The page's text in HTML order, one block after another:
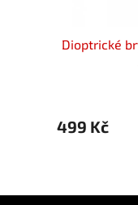
Dioptrické
499 Kč